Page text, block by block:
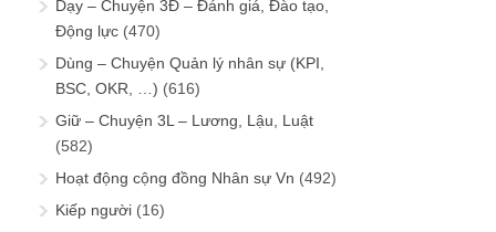
Dạy – Chuyện 3Đ – Đánh giá, Đào tạo,
Động lực (470)
Dùng – Chuyện Quản lý nhân sự (KPI,
BSC, OKR, …) (616)
Giữ – Chuyện 3L – Lương, Lậu, Luật
(582)
Hoạt động cộng đồng Nhân sự Vn (492)
Kiếp người (16)